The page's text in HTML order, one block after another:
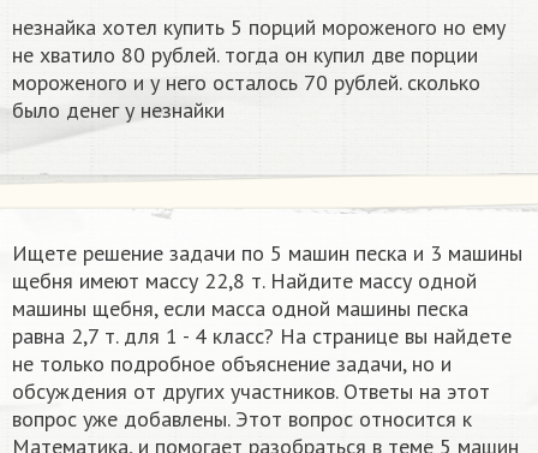
незнайка хотел купить 5 порций мороженого но ему
не хватило 80 рублей. тогда он купил две порции
мороженого и у него осталось 70 рублей. сколько
было денег у незнайки
Ищете решение задачи по 5 машин песка и 3 машины
щебня имеют массу 22,8 т. Найдите массу одной
машины щебня, если масса одной машины песка
равна 2,7 т. для 1 - 4 класс? На странице вы найдете
не только подробное объяснение задачи, но и
обсуждения от других участников. Ответы на этот
вопрос уже добавлены. Этот вопрос относится к
Математика, и помогает разобраться в теме 5 машин